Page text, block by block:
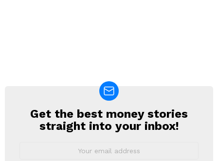
NEWSLETTER
Get the best money stories
straight into your inbox!